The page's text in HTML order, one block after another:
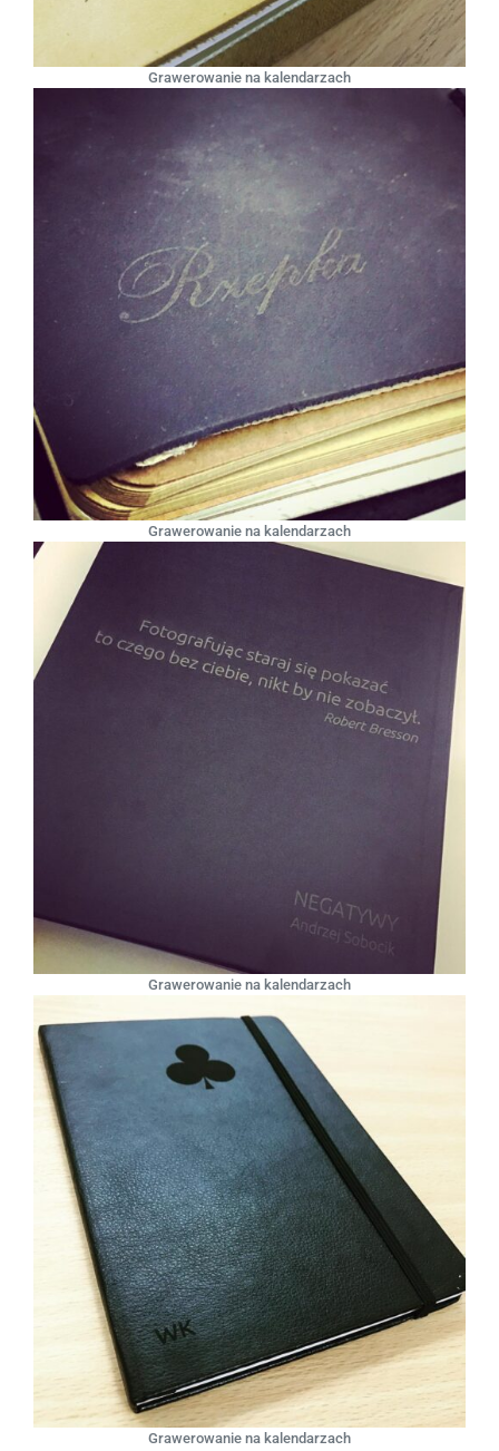
Grawerowanie na kalendarzach
Grawerowanie na kalendarzach
Grawerowanie na kalendarzach
Grawerowanie na kalendarzach